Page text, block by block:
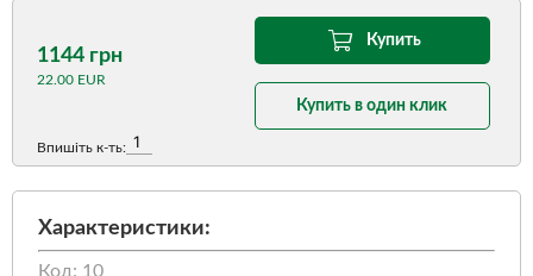
1144 грн
22.00 EUR
Впишіть к-ть:
Купить
Купить в один клик
Характеристики:
Код: 10